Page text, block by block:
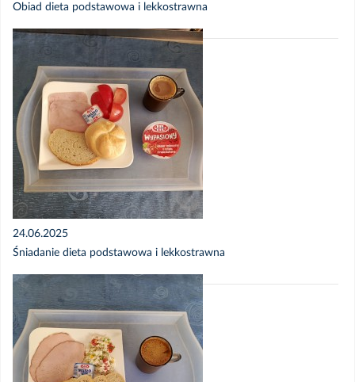
Obiad dieta podstawowa i lekkostrawna
24.06.2025
Śniadanie dieta podstawowa i lekkostrawna